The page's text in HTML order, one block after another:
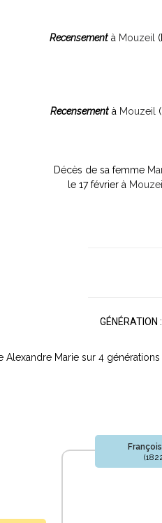
Recensement à Mouzeil
Recensement à Mouzeil
Décès de sa femme
le 17 février à Mouzeil
GÉNÉRATION :
Alexandre Marie sur 4 générations